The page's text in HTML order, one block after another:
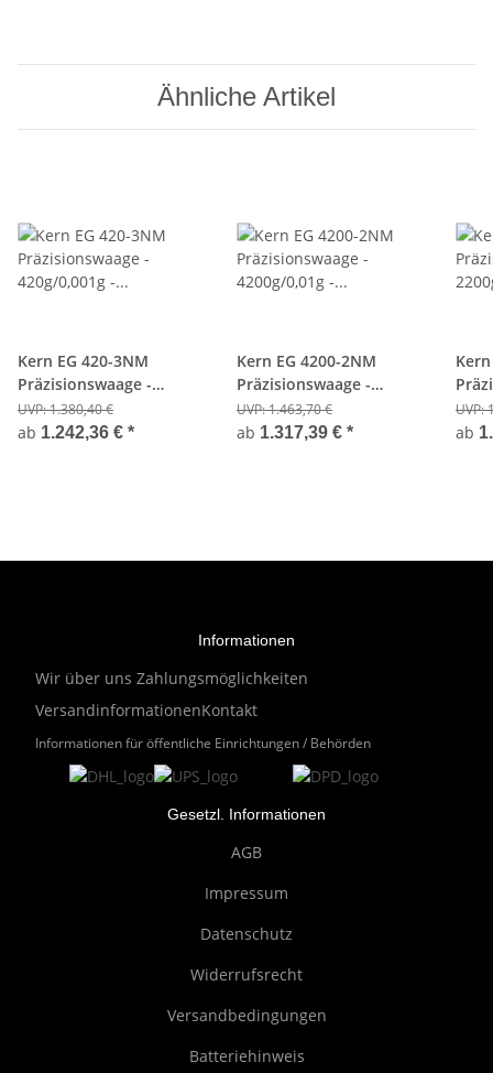
Ähnliche Artikel
Kern EG 420-3NM
Präzisionswaage -
420g/0,001g - Eichfähig
UVP:1.380,40 €
ab 1.242,36 € *
Kern EG 4200-2NM
Präzisionswaage -
4200g/0,01g - Eichfähig
UVP:1.463,70 €
ab 1.317,39 € *
UVP:
ab
Informationen
Wir über uns Zahlungsmöglichkeiten
VersandinformationenKontakt
Informationen für öffentliche Einrichtungen / Behörden
Gesetzl. Informationen
AGB
Impressum
Datenschutz
Widerrufsrecht
Versandbedingungen
Batteriehinweis